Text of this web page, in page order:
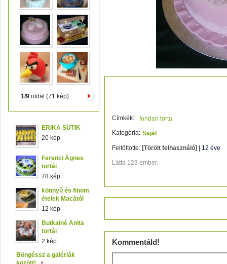
1/9oldal (71 kép)
ERIKA SÜTIK
20 kép
Ferenci Ágnes
tortái
78 kép
könnyű és finom
ételek Macától
12 kép
Butkainé Anita
tortái
2 kép
Böngéssz a galériák
Címkék:
fondan torta
Kategória: Saját
Feltöltötte: [Törölt felhasználó] 12 éve
Látta 123 ember.
Kommentáld!